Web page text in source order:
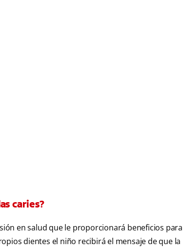
caries?
en salud que le proporcionará beneficios para
dientes el niño recibirá el mensaje de que la